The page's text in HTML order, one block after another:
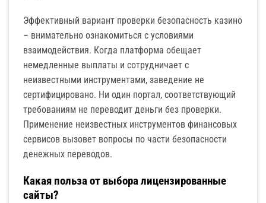
Эффективный вариант проверки безопасность казино
– внимательно ознакомиться с условиями
взаимодействия. Когда платформа обещает
немедленные выплаты и сотрудничает с
неизвестными инструментами, заведение не
сертифицировано. Ни один портал, соответствующий
требованиям не переводит деньги без проверки.
Применение неизвестных инструментов финансовых
сервисов вызовет вопросы по части безопасности
денежных переводов.
Какая польза от выбора лицензированные
сайты?